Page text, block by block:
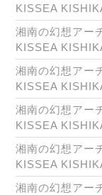
KISSEA
湘南の幻想アー
KISSEA
湘南の幻想アー
KISSEA
湘南の幻想アー
KISSEA
湘南の幻想アー
KISSEA
湘南の幻想アー